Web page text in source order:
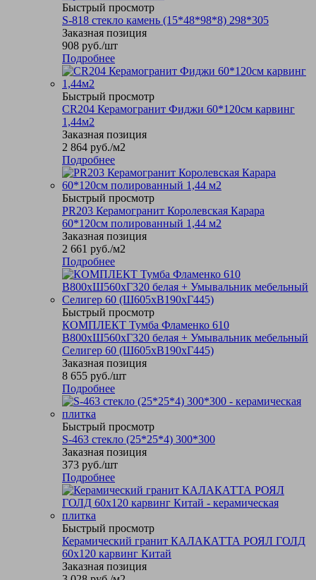
Быстрый просмотр
S-818 стекло камень (15*48*98*8) 298*305
Заказная позиция
908 руб./шт
Подробнее
Быстрый просмотр
CR204 Керамогранит Фиджи 60*120см карвинг
1,44м2
Заказная позиция
2 864 руб./м2
Подробнее
Быстрый просмотр
PR203 Керамогранит Королевская Карара
60*120см полированный 1,44 м2
Заказная позиция
2 661 руб./м2
Подробнее
Быстрый просмотр
КОМПЛЕКТ Тумба Фламенко 610
В800хШ560хГ320 белая + Умывальник мебельный
Селигер 60 (Ш605хВ190хГ445)
Заказная позиция
8 655 руб./шт
Подробнее
Быстрый просмотр
S-463 стекло (25*25*4) 300*300
Заказная позиция
373 руб./шт
Подробнее
Быстрый просмотр
Керамический гранит КАЛАКАТТА РОЯЛ ГОЛД
60х120 карвинг Китай
Заказная позиция